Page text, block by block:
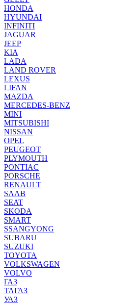
HONDA
HYUNDAI
INFINITI
JAGUAR
JEEP
KIA
LADA
LAND ROVER
LEXUS
LIFAN
MAZDA
MERCEDES-BENZ
MINI
MITSUBISHI
NISSAN
OPEL
PEUGEOT
PLYMOUTH
PONTIAC
PORSCHE
RENAULT
SAAB
SEAT
SKODA
SMART
SSANGYONG
SUBARU
SUZUKI
TOYOTA
VOLKSWAGEN
VOLVO
ГАЗ
ТАГАЗ
УАЗ